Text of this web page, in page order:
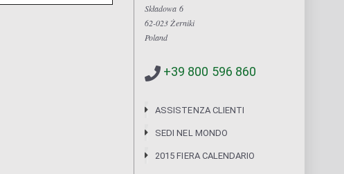
Składowa 6
62-023 Żerniki
Poland
+39 800 596 860
ASSISTENZA CLIENTI
SEDI NEL MONDO
2015 FIERA CALENDARIO